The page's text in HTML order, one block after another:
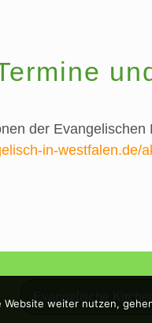
der
in-westfalen.de/
Evangelische
weiter nutzen,